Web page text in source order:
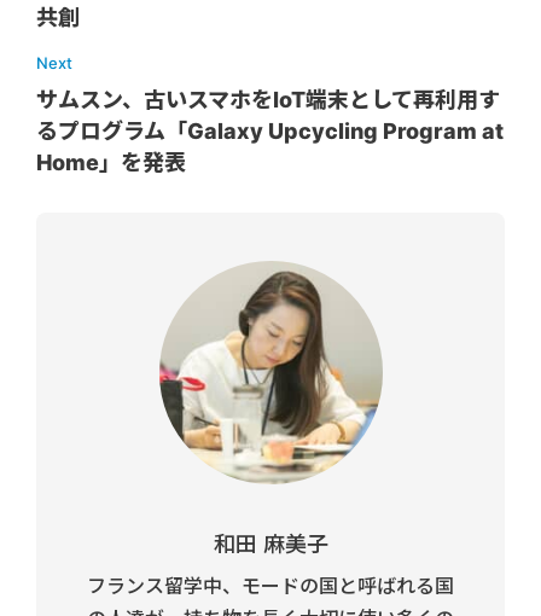
共創
Next
サムスン、古いスマホをIoT端末として再利用す
るプログラム「Galaxy Upcycling Program at
Home」を発表
和田 麻美子
フランス留学中、モードの国と呼ばれる国